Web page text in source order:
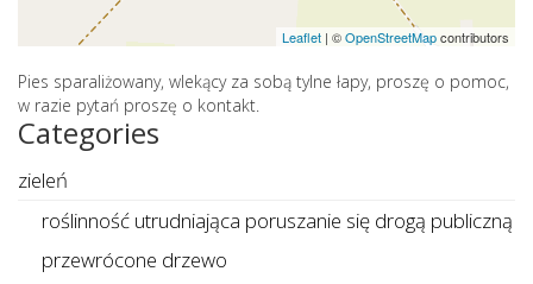
Leaflet | ©OpenStreetMapcontributors
Pies sparaliżowany, wlekący za sobą tylne łapy, proszę o pomoc,
w razie pytań proszę o kontakt.
Categories
zieleń
roślinność utrudniająca poruszanie się drogą publiczną
przewrócone drzewo